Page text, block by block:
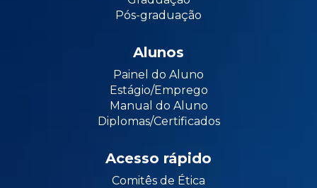
Pós-graduação
Alunos
Painel do Aluno
Estágio/Emprego
Manual do Aluno
Diplomas/Certificados
Acesso rápido
Comitês de Ética